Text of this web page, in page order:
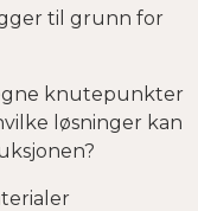
til grunn for
knutepunkter
løsninger kan